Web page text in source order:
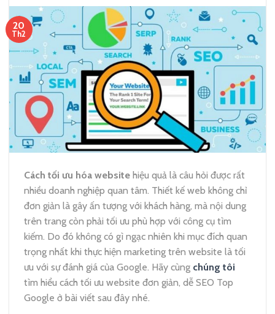
20
Th2
Cách tối ưu hóa website hiệu quả là câu hỏi được rất
nhiều doanh nghiệp quan tâm. Thiết kế web không chỉ
đơn giản là gây ấn tượng với khách hàng, mà nội dung
trên trang còn phải tối ưu phù hợp với công cụ tìm
kiếm. Do đó không có gì ngạc nhiên khi mục đích quan
trọng nhất khi thực hiện marketing trên website là tối
ưu với sự đánh giá của Google. Hãy cùng chúng tôi
tìm hiểu cách tối ưu website đơn giản, dễ SEO Top
Google ở bài viết sau đây nhé.